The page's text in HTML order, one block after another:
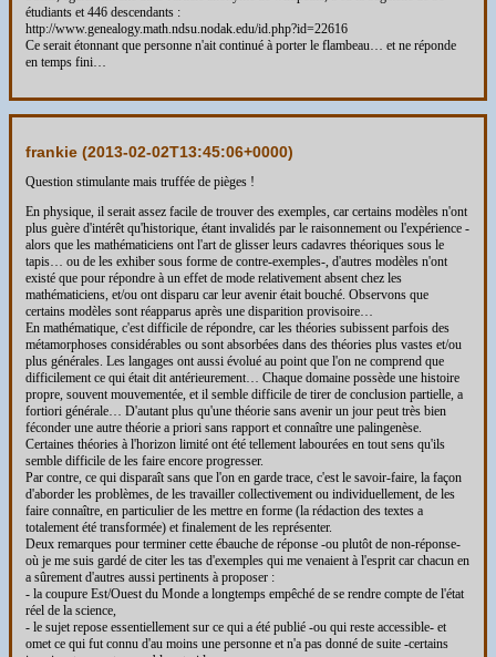
étudiants et 446 descendants :
http://www.genealogy.math.ndsu.nodak.edu/id.php?id=22616
Ce serait étonnant que personne n'ait continué à porter le flambeau… et ne réponde
en temps fini…
frankie (2013-02-02T13:45:06+0000)
Question stimulante mais truffée de pièges !
En physique, il serait assez facile de trouver des exemples, car certains modèles n'ont
plus guère d'intérêt qu'historique, étant invalidés par le raisonnement ou l'expérience -
alors que les mathématiciens ont l'art de glisser leurs cadavres théoriques sous le
tapis… ou de les exhiber sous forme de contre-exemples-, d'autres modèles n'ont
existé que pour répondre à un effet de mode relativement absent chez les
mathématiciens, et/ou ont disparu car leur avenir était bouché. Observons que
certains modèles sont réapparus après une disparition provisoire…
En mathématique, c'est difficile de répondre, car les théories subissent parfois des
métamorphoses considérables ou sont absorbées dans des théories plus vastes et/ou
plus générales. Les langages ont aussi évolué au point que l'on ne comprend que
difficilement ce qui était dit antérieurement… Chaque domaine possède une histoire
propre, souvent mouvementée, et il semble difficile de tirer de conclusion partielle, a
fortiori générale… D'autant plus qu'une théorie sans avenir un jour peut très bien
féconder une autre théorie a priori sans rapport et connaître une palingenèse.
Certaines théories à l'horizon limité ont été tellement labourées en tout sens qu'ils
semble difficile de les faire encore progresser.
Par contre, ce qui disparaît sans que l'on en garde trace, c'est le savoir-faire, la façon
d'aborder les problèmes, de les travailler collectivement ou individuellement, de les
faire connaître, en particulier de les mettre en forme (la rédaction des textes a
totalement été transformée) et finalement de les représenter.
Deux remarques pour terminer cette ébauche de réponse -ou plutôt de non-réponse-
où je me suis gardé de citer les tas d'exemples qui me venaient à l'esprit car chacun en
a sûrement d'autres aussi pertinents à proposer :
- la coupure Est/Ouest du Monde a longtemps empêché de se rendre compte de l'état
réel de la science,
- le sujet repose essentiellement sur ce qui a été publié -ou qui reste accessible- et
omet ce qui fut connu d'au moins une personne et n'a pas donné de suite -certains